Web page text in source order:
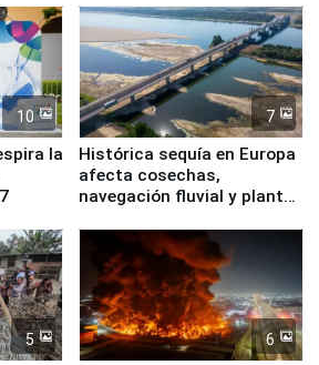
10
la
7
Histórica sequía en Europa
afecta cosechas,
navegación fluvial y plantas
5 6